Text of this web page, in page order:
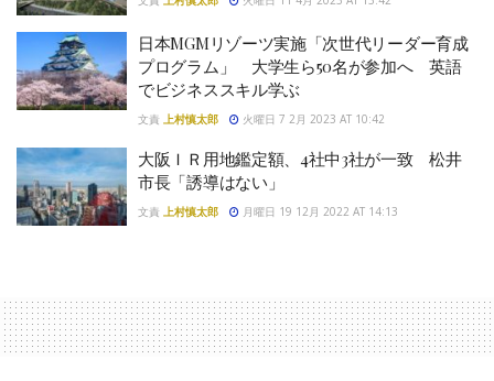
日本MGMリゾーツ実施「次世代リーダー育成
プログラム」 大学生ら50名が参加へ 英語
でビジネススキル学ぶ
文責 上村慎太郎 火曜日 7 2月 2023 AT 10:42
大阪ＩＲ用地鑑定額、4社中3社が一致 松井
市長「誘導はない」
文責 上村慎太郎 月曜日 19 12月 2022 AT 14:13